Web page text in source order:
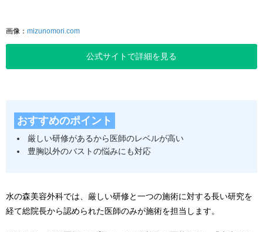
画像： mizunomori.com
公式サイトで詳細を見る
おすすめのポイント
厳しい研修があるから医師のレベルが高い
豊胸以外のバストの悩みにも対応
水の森美容外科では、厳しい研修と一つの施術に対する長い研究を
経て総院長から認められた医師のみが施術を担当します。